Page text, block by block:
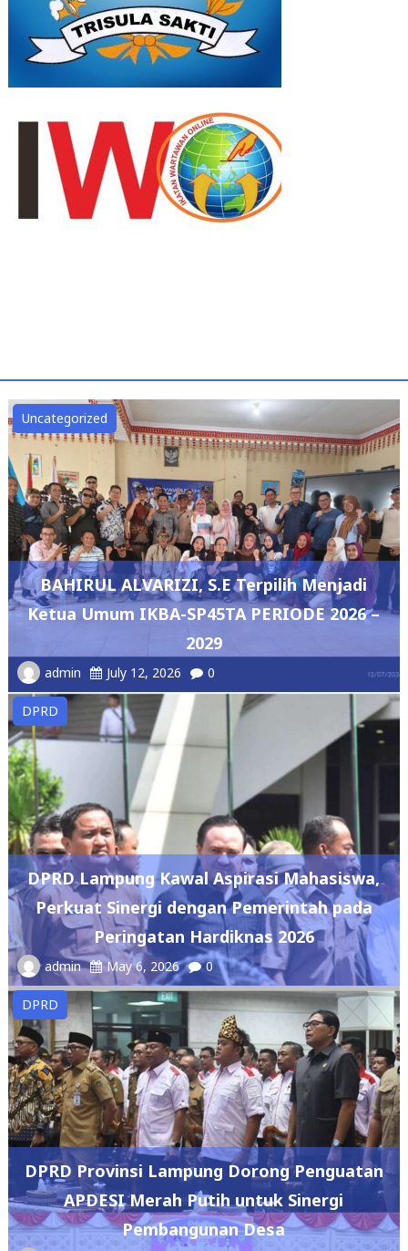
Uncategorized
BAHIRUL ALVARIZI, S.E Terpilih Menjadi
Ketua Umum IKBA-SP45TA PERIODE 2026 –
2029
admin July 12, 2026 0
DPRD
DPRD Lampung Kawal Aspirasi Mahasiswa,
Perkuat Sinergi dengan Pemerintah pada
Peringatan Hardiknas 2026
admin May 6, 2026 0
DPRD
DPRD Provinsi Lampung Dorong Penguatan
APDESI Merah Putih untuk Sinergi
Pembangunan Desa